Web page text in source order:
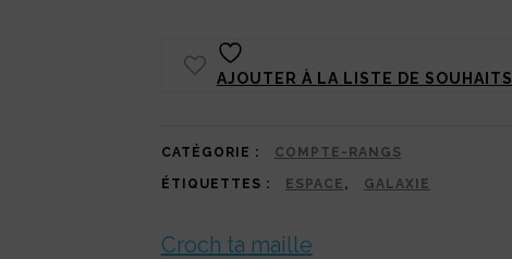
rangs
:
Prends
de
AJOUTER À LA LISTE DE SOUHAITS
CATÉGORIE : COMPTE-RANGS
ÉTIQUETTES : ESPACE , GALAXIE
Croch ta maille